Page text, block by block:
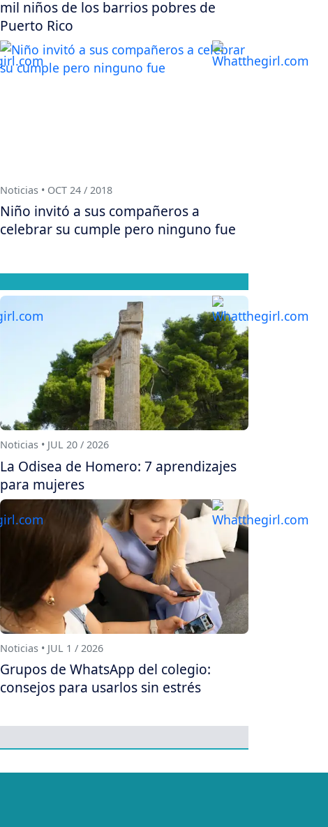
mil niños de los barrios pobres de
Puerto Rico
Noticias • OCT 24 / 2018
Niño invitó a sus compañeros a
celebrar su cumple pero ninguno fue
Noticias • JUL 20 / 2026
La Odisea de Homero: 7 aprendizajes
para mujeres
Noticias • JUL 1 / 2026
Grupos de WhatsApp del colegio:
consejos para usarlos sin estrés